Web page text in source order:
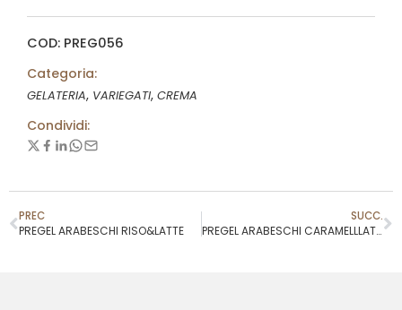
COD: PREG056
Categoria:
GELATERIA, VARIEGATI, CREMA
Condividi:
PREC
PREGEL ARABESCHI RISO&LATTE
SUCC.
PREGEL ARABESCHI CARAMELLLATTE